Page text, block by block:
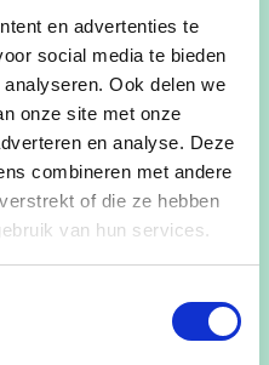
en advertenties te
social media te bieden
Ook delen we
onze site met onze
en analyse. Deze
combineren met andere
of die ze hebben
van hun services.
gegeven. We
niet op wanneer dit
de voorziene 4
omdat we
cash beschikten. Dit
met het feit dat
of afgewerkt
jaar. Grote
doorlooptijd dan
dat de inkomsten